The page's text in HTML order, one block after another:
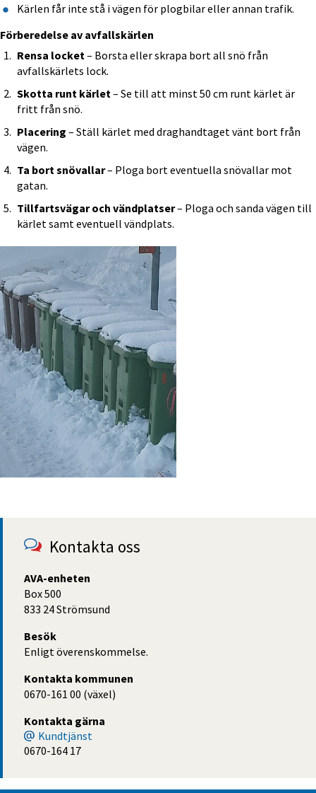
Kärlen får inte stå i vägen för plogbilar eller annan trafik.
Förberedelse av avfallskärlen
Rensa locket – Borsta eller skrapa bort all snö från
avfallskärlets lock.
Skotta runt kärlet – Se till att minst 50 cm runt kärlet är
fritt från snö.
Placering – Ställ kärlet med draghandtaget vänt bort från
vägen.
Ta bort snövallar – Ploga bort eventuella snövallar mot
gatan.
Tillfartsvägar och vändplatser – Ploga och sanda vägen till
kärlet samt eventuell vändplats.
Kontakta oss
AVA-enheten
Box 500
833 24 Strömsund
Besök
Enligt överenskommelse.
Kontakta kommunen
0670-161 00 (växel)
Kontakta gärna
Kundtjänst
0670-164 17